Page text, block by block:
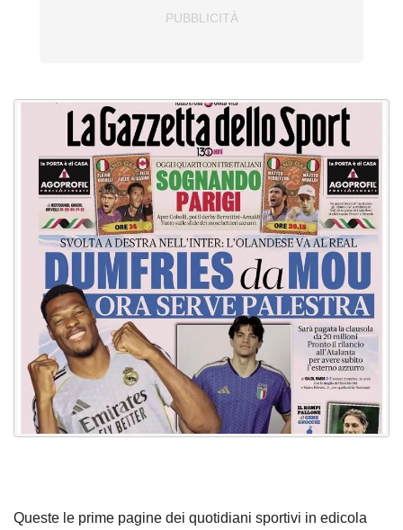
Queste le prime pagine dei quotidiani sportivi in edicola